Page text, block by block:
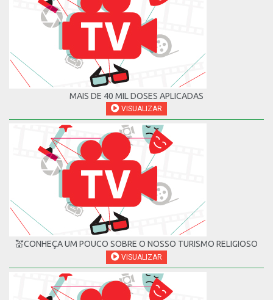
MAIS DE 40 MIL DOSES APLICADAS
VISUALIZAR
💒CONHEÇA UM POUCO SOBRE O NOSSO TURISMO RELIGIOSO
VISUALIZAR